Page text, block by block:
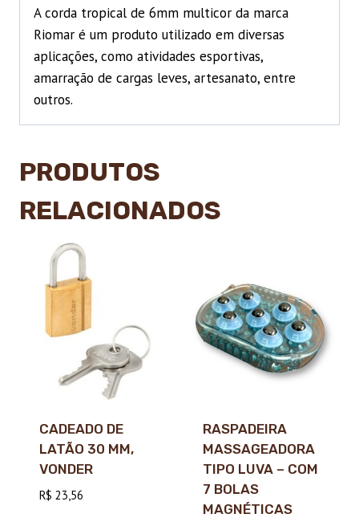
A corda tropical de 6mm multicor da marca
Riomar é um produto utilizado em diversas
aplicações, como atividades esportivas,
amarração de cargas leves, artesanato, entre
outros.
PRODUTOS
RELACIONADOS
CADEADO DE
LATÃO 30 MM,
VONDER
R$ 23,56
RASPADEIRA
MASSAGEADORA
TIPO LUVA – COM
7 BOLAS
MAGNÉTICAS